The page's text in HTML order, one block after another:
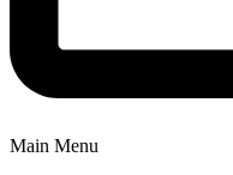
Main Menu